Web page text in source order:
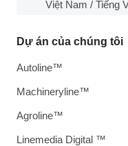
Việt Nam / Tiếng
Dự án của chúng tôi
Autoline™
Machineryline™
Agroline™
Linemedia Digital ™